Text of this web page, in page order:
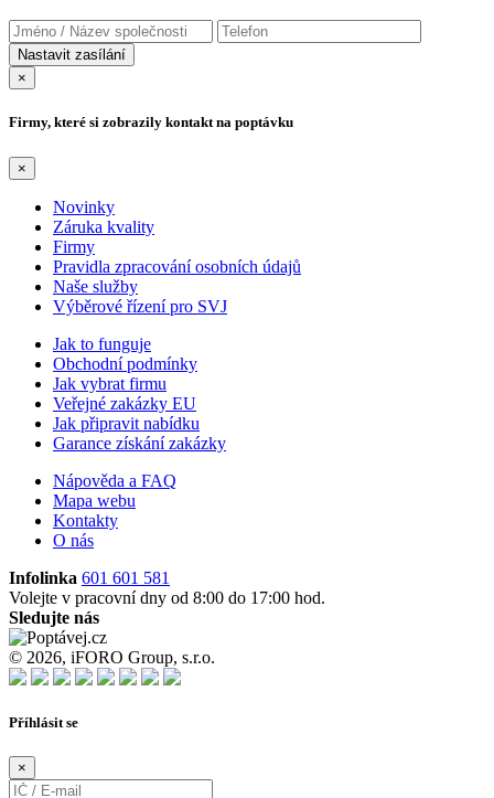
×
Firmy, které si zobrazily kontakt na poptávku
×
Novinky
Záruka kvality
Firmy
Pravidla zpracování osobních údajů
Naše služby
Výběrové řízení pro SVJ
Jak to funguje
Obchodní podmínky
Jak vybrat firmu
Veřejné zakázky EU
Jak připravit nabídku
Garance získání zakázky
Nápověda a FAQ
Mapa webu
Kontakty
O nás
Infolinka 601 601 581
Volejte v pracovní dny od 8:00 do 17:00 hod.
Sledujte nás
© 2026, iFORO Group, s.r.o.
Příhlásit se
×